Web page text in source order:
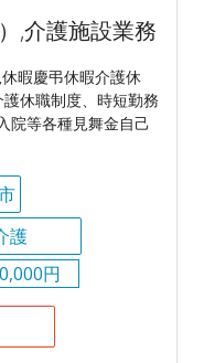
,介護施設業務
暇慶弔休暇介護休
休職制度、時短勤務
院等各種見舞金自己
護
円